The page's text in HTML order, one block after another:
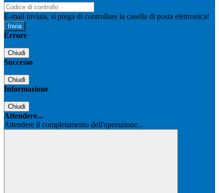
E-mail inviata, si prega di controllare la casella di posta elettronica!
Errore
Chiudi
Successo
Chiudi
Informazione
Chiudi
Attendere...
Attendere il completamento dell'operazione...